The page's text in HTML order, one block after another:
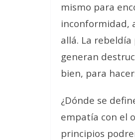
mismo para
inconformidad,
allá. La
generan
bien, para
¿Dónde se
empatía con el
principios